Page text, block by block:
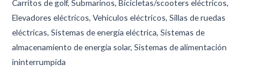
Carritos de golf, Submarinos, Bicicletas/scooters eléctricos,
Elevadores eléctricos, Vehículos eléctricos, Sillas de ruedas
eléctricas, Sistemas de energía eléctrica, Sistemas de
almacenamiento de energía solar, Sistemas de alimentación
ininterrumpida